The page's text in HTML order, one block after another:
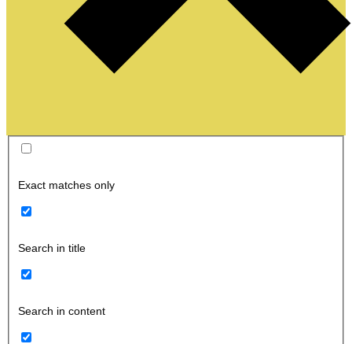
Exact matches only
Search in title
Search in content